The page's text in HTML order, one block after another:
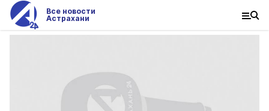
Все новости
Астрахани